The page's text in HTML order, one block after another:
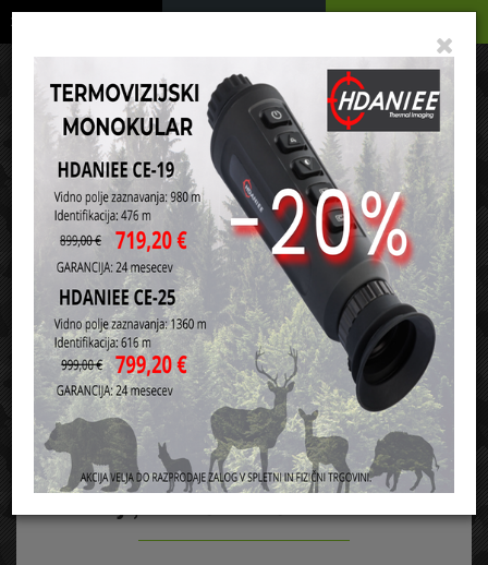
de
Vaša košarica je še prazna
Domov Airsoft Laserji, taktične luči in montaže
Razvrsti po: ceni nazivu
Laserji, taktične luči in montaže